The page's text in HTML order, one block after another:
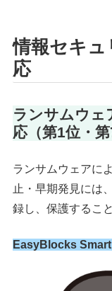
情報セキュ
応
ランサムウェ
応（第1位・第
ランサムウェアに
止・早期発見には
録し、保護するこ
EasyBlocks